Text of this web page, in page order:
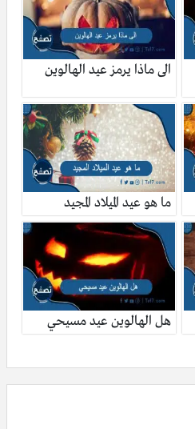
الى ماذا يرمز عيد الهالوين
ما هو عيد الميلاد المجيد
هل الهالوين عيد مسيحي